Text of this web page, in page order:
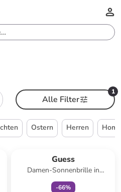
1
Alle Filter
Ostern Herren
Guess
Damen-Sonnenbrille in
Schwarz/ Gold
-66%